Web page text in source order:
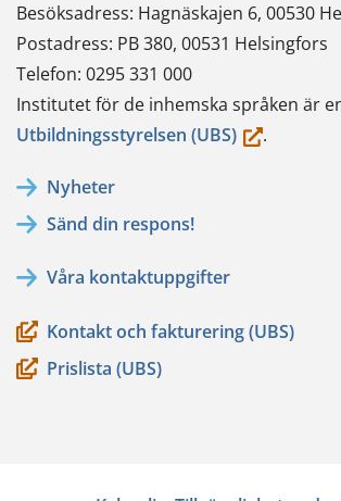
Besöksadress: Hagnäskajen 6, 00530
Postadress: PB 380, 00531 Helsingfors
Telefon: 0295 331 000
Institutet för de inhemska språken är
Utbildningsstyrelsen (UBS)(du.
Nyheter
Sänd din respons!
Våra kontaktuppgifter
Kontakt och fakturering (UBS)
Prislista (UBS)